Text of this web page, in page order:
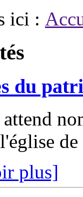
ici :
du
plus]